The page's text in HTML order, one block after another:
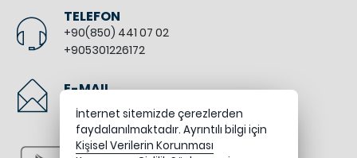
TELEFON
+90(850) 441 07 02
+905301226172
E-MAIL
İnternet sitemizde çerezlerden
faydalanılmaktadır. Ayrıntılı bilgi için
Kişisel Verilerin Korunması